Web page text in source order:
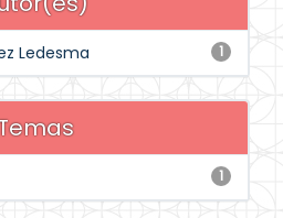
1
Ledesma
1